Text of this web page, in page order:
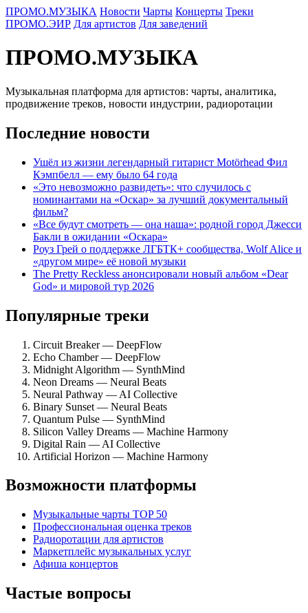
ПРОМО.МУЗЫКА Новости Чарты Концерты Треки
ПРОМО.ЭИР Для артистов Для заведений
ПРОМО.МУЗЫКА
Музыкальная платформа для артистов: чарты, аналитика,
продвижение треков, новости индустрии, радиоротации
Последние новости
Ушёл из жизни легендарный гитарист Motörhead Фил
Кэмпбелл — ему было 64 года
«Это невозможно развидеть»: что случилось с
номинантами на «Оскар» за лучший документальный
фильм?
«Все будут смотреть — она наша»: родной город Джесси
Бакли в ожидании «Оскара»
Роуз Грей о поддержке ЛГБТК+ сообщества, Wolf Alice и
«другом мире» её новой музыки
The Pretty Reckless анонсировали новый альбом «Dear
God» и мировой тур 2026
Популярные треки
Circuit Breaker — DeepFlow
Echo Chamber — DeepFlow
Midnight Algorithm — SynthMind
Neon Dreams — Neural Beats
Neural Pathway — AI Collective
Binary Sunset — Neural Beats
Quantum Pulse — SynthMind
Silicon Valley Dreams — Machine Harmony
Digital Rain — AI Collective
Artificial Horizon — Machine Harmony
Возможности платформы
Музыкальные чарты TOP 50
Профессиональная оценка треков
Радиоротации для артистов
Маркетплейс музыкальных услуг
Афиша концертов
Частые вопросы